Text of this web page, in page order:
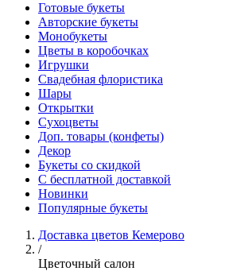
Готовые букеты
Авторские букеты
Монобукеты
Цветы в коробочках
Игрушки
Свадебная флористика
Шары
Открытки
Сухоцветы
Доп. товары (конфеты)
Декор
Букеты со скидкой
С бесплатной доставкой
Новинки
Популярные букеты
Доставка цветов Кемерово
/
Цветочный салон